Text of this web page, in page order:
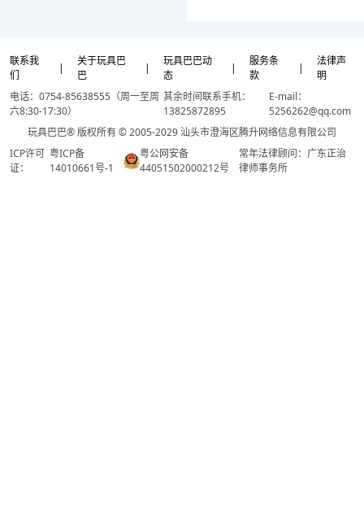
联系我
们
|
关于玩具巴
巴
|
玩具巴巴动
态
|
服务条
款
|
法律声
明
电话：0754-85638555（周一至周
六8:30-17:30）
其余时间联系手机：
13825872895
E-mail：
5256262@qq.com
玩具巴巴® 版权所有 © 2005-2029 汕头市澄海区腾升网络信息有限公司
ICP许可
证：
粤ICP备
14010661号-1
粤公网安备
44051502000212号
常年法律顾问：广东正治
律师事务所